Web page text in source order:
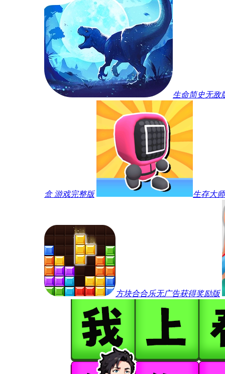
生命简史无敌
盒 游戏完整版 生存大
方块合合乐无广告获得奖励版